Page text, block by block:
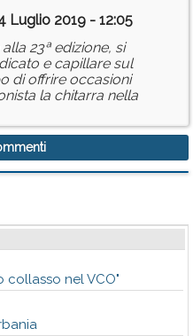
Luglio 2019 - 12:05
23ª edizione, si
e capillare sul
di offrire occasioni
la chitarra nella
collasso nel VCO"